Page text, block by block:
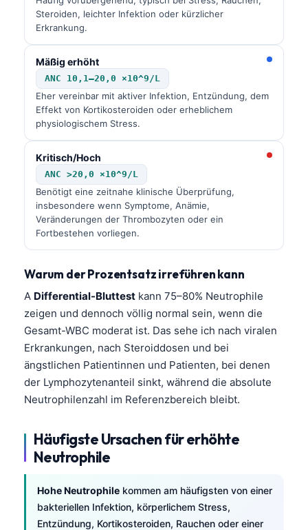
Steroiden, leichter Infektion oder kürzlicher
Erkrankung.
Mäßig erhöht
ANC 10,1–20,0 ×10^9/L
Eher vereinbar mit aktiver Infektion, Entzündung, dem
Effekt von Kortikosteroiden oder erheblichem
physiologischem Stress.
Kritisch/Hoch
ANC >20,0 ×10^9/L
Benötigt eine zeitnahe klinische Überprüfung,
insbesondere wenn Symptome, Anämie,
Veränderungen der Thrombozyten oder ein
Fortbestehen vorliegen.
Warum der Prozentsatz irreführen kann
A Differential-Bluttest kann 75–80% Neutrophile
zeigen und dennoch völlig normal sein, wenn die
Gesamt-WBC moderat ist. Das sehe ich nach viralen
Erkrankungen, nach Steroiddosen und bei
ängstlichen Patientinnen und Patienten, bei denen
der Lymphozytenanteil sinkt, während die absolute
Neutrophilenzahl im Referenzbereich bleibt.
Häufigste Ursachen für erhöhte
Neutrophile
Hohe Neutrophile kommen am häufigsten von einer
bakteriellen Infektion, körperlichem Stress,
Entzündung, Kortikosteroiden, Rauchen oder einer